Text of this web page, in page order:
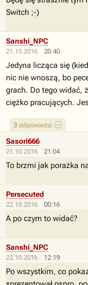
Switch ;-)
21.10.2016 20:40
3 odpowiedzi
Sanshi_NPC
Jedyna licząca się
nic nie wnoszą, bo
grach. Do tego widać,
ciężko pracujących.
21.10.2016 21:04
Sasori666
To brzmi jak porażka
22.10.2016 00:16
Persecuted
A po czym to widać?
22.10.2016 12:19
Sanshi_NPC
Po wszystkim, co